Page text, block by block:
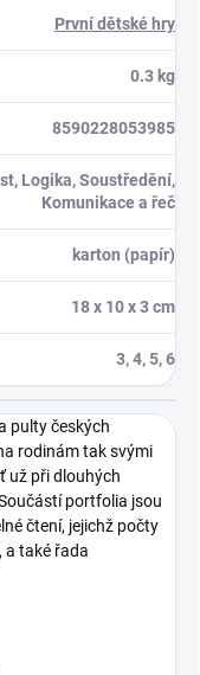
První dětské hry
0.3 kg
8590228053985
Logika, Soustředění,
Komunikace a řeč
karton (papír)
18 x 10 x 3 cm
3, 4, 5, 6
pulty českých
rodinám tak svými
už při dlouhých
portfolia jsou
čtení, jejichž počty
a také řada